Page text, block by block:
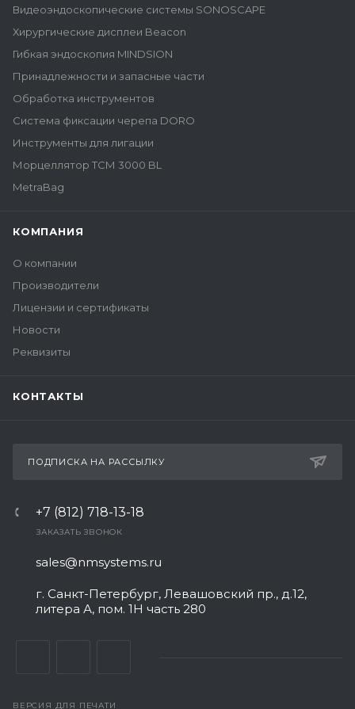
Видеоэндоскопические системы SONOSCAPE
Хирургические дисплеи Beacon
Гибкая эндоскопия MINDSION
Принадлежности и запасные части
Обработка инструментов
Система фиксации черепа DORO
Инструменты для лигации
Морцеллятор ТСМ 3000 BL
MetraBag
КОМПАНИЯ
О компании
Производители
Лицензии и сертификаты
Новости
Реквизиты
КОНТАКТЫ
ПОДПИСКА НА РАССЫЛКУ
+7 (812) 718-13-18
ЗАКАЗАТЬ ЗВОНОК
sales@nmsystems.ru
г. Санкт-Петербург, Левашовский пр., д.12,
литера А, пом. 1Н часть 280
ВЕРСИЯ ДЛЯ ПЕЧАТИ